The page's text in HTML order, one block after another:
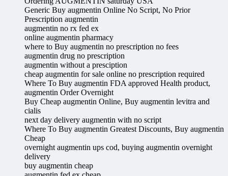
Generic Buy augmentin Online No Script, No Prior
Prescription augmentin
augmentin no rx fed ex
online augmentin pharmacy
where to Buy augmentin no prescription no fees
augmentin drug no prescription
augmentin without a presciption
cheap augmentin for sale online no prescription required
Where To Buy augmentin FDA approved Health product,
augmentin Order Overnight
Buy Cheap augmentin Online, Buy augmentin levitra and
cialis
next day delivery augmentin with no script
Where To Buy augmentin Greatest Discounts, Buy augmentin
Cheap
overnight augmentin ups cod, buying augmentin overnight
delivery
buy augmentin cheap